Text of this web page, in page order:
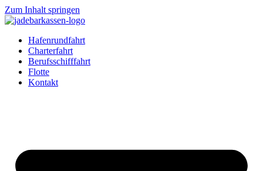
Zum Inhalt springen
Hafenrundfahrt
Charterfahrt
Berufsschifffahrt
Flotte
Kontakt